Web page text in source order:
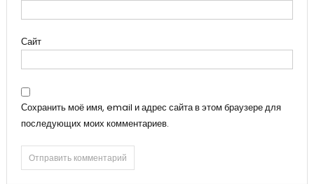
Сайт
Сохранить моё имя, email и адрес сайта в этом браузере для
последующих моих комментариев.